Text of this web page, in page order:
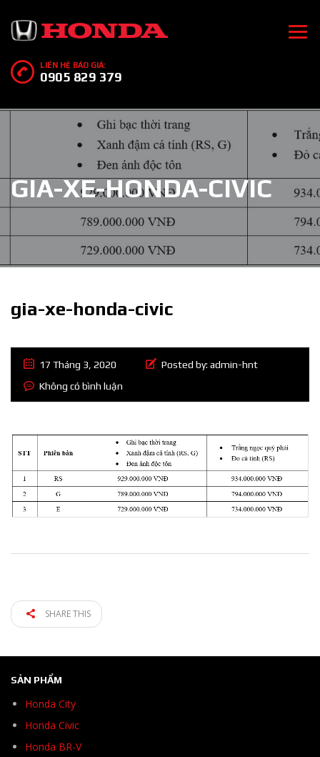
LIÊN HỆ BÁO GIÁ:
0905 829 379
GIA-XE-HONDA-CIVIC
gia-xe-honda-civic
17 Tháng 3, 2020 Posted by: admin-hnt
Không có bình luận
SHARE THIS
SẢN PHẨM
Honda City
Honda Civic
Honda BR-V